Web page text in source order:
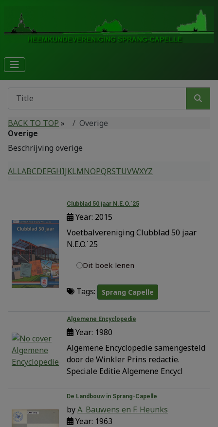
BACK TO TOP » Overige
Overige
Beschrijving overige
ALLABCDEFGHIJKLMNOPQRSTUVWXYZ
Clubblad 50 jaar N.E.O.`25
Year: 2015
Voetbalvereniging Clubblad 50 jaar
N.E.O.`25
Dit boek lenen
Tags: Sprang Capelle
Algemene Encyclopedie
Year: 1980
Algemene Encyclopedie samengesteld
door de Winkler Prins redactie.
Speciale Editie Algemene Encycl
De Landbouw in Sprang-Capelle
byA. Bauwens en F. Heunks
Year: 1963